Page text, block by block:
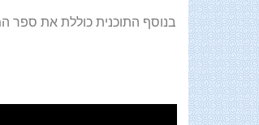
בנוסף התוכנית כוללת את ספר